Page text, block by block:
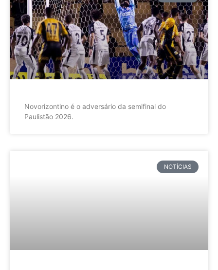
Novorizontino é o adversário da semifinal do
Paulistão 2026.
NOTÍCIAS